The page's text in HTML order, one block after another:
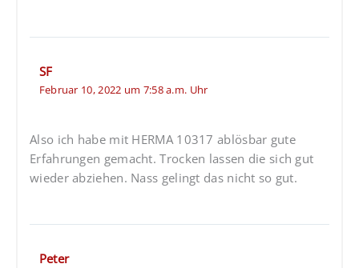
SF
Februar 10, 2022 um 7:58 a.m. Uhr
Also ich habe mit HERMA 10317 ablösbar gute
Erfahrungen gemacht. Trocken lassen die sich gut
wieder abziehen. Nass gelingt das nicht so gut.
Peter